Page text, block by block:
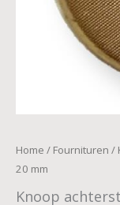
Home / Fournituren /
20 mm
Knoop